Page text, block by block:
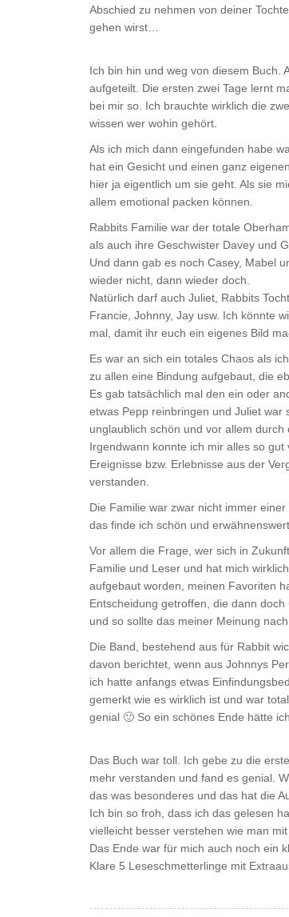
Abschied zu nehmen von deiner
gehen wirst…
Ich bin hin und weg von diesem Buch.
aufgeteilt. Die ersten zwei Tage lernt
bei mir so. Ich brauchte wirklich die
wissen wer wohin gehört.
Als ich mich dann eingefunden habe
hat ein Gesicht und einen ganz
hier ja eigentlich um sie geht. Als sie
allem emotional packen können.
Rabbits Familie war der totale
als auch ihre Geschwister Davey und
Und dann gab es noch Casey, Mabel
wieder nicht, dann wieder doch.
Natürlich darf auch Juliet, Rabbits
Francie, Johnny, Jay usw. Ich könnte
mal, damit ihr euch ein eigenes Bild
Es war an sich ein totales Chaos als
zu allen eine Bindung aufgebaut, die
Es gab tatsächlich mal den ein oder
etwas Pepp reinbringen und Juliet
unglaublich schön und vor allem
Irgendwann konnte ich mir alles so
Ereignisse bzw. Erlebnisse aus der
verstanden.
Die Familie war zwar nicht immer
das finde ich schön und
Vor allem die Frage, wer sich in
Familie und Leser und hat mich
aufgebaut worden, meinen Favoriten
Entscheidung getroffen, die dann
und so sollte das meiner Meinung
Die Band, bestehend aus für Rabbit
davon berichtet, wenn aus Johnnys
ich hatte anfangs etwas
gemerkt wie es wirklich ist und war
genial 🙂 So ein schönes Ende hätte
Das Buch war toll. Ich gebe zu die
mehr verstanden und fand es genial.
das was besonderes und das hat die
Ich bin so froh, dass ich das gelesen
vielleicht besser verstehen wie man
Das Ende war für mich auch noch ein
Klare 5 Leseschmetterlinge mit